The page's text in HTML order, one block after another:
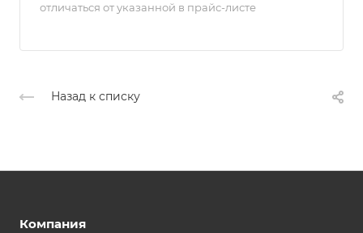
отличаться от указанной в прайс-листе
Назад к списку
Компания